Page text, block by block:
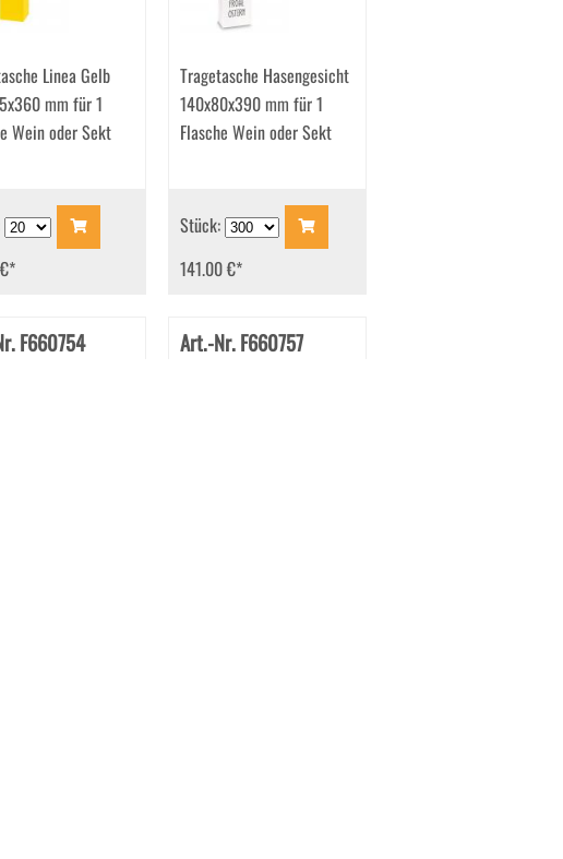
Linea Gelb
mm für 1
Wein oder Sekt
*
Tragetasche Hasengesicht
140x80x390 mm für 1
Flasche Wein oder Sekt
Stück:
141.00 €*
F660754 Art.-Nr. F660757